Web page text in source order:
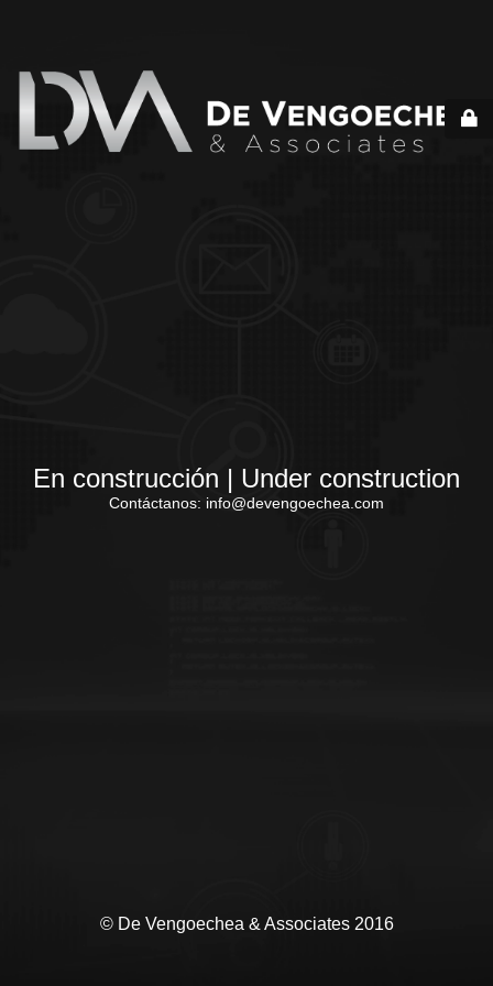
En construcción | Under construction
Contáctanos: info@devengoechea.com
© De Vengoechea & Associates 2016